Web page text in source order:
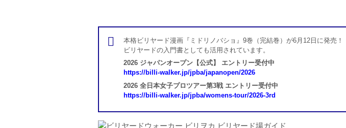
本格ビリヤード漫画『ミドリノバショ』9巻（完結巻）が6月12日に発売！
ビリヤードの入門書としても活用されています。
2026 ジャパンオープン【公式】 エントリー受付中
https://billi-walker.jp/jpba/japanopen/2026
2026 全日本女子プロツアー第3戦 エントリー受付中
https://billi-walker.jp/jpba/womens-tour/2026-3rd